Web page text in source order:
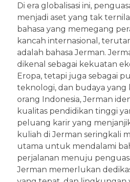
Di era globalisasi ini,
menjadi aset yang tak
bahasa yang memegang
kancah internasional,
adalah bahasa Jerman.
dikenal sebagai kekuatan
Eropa, tetapi juga sebagai
teknologi, dan budaya yang
orang Indonesia, Jerman
kualitas pendidikan tinggi
peluang karir yang
kuliah di Jerman seringkali
utama untuk mendalami
perjalanan menuju
Jerman memerlukan